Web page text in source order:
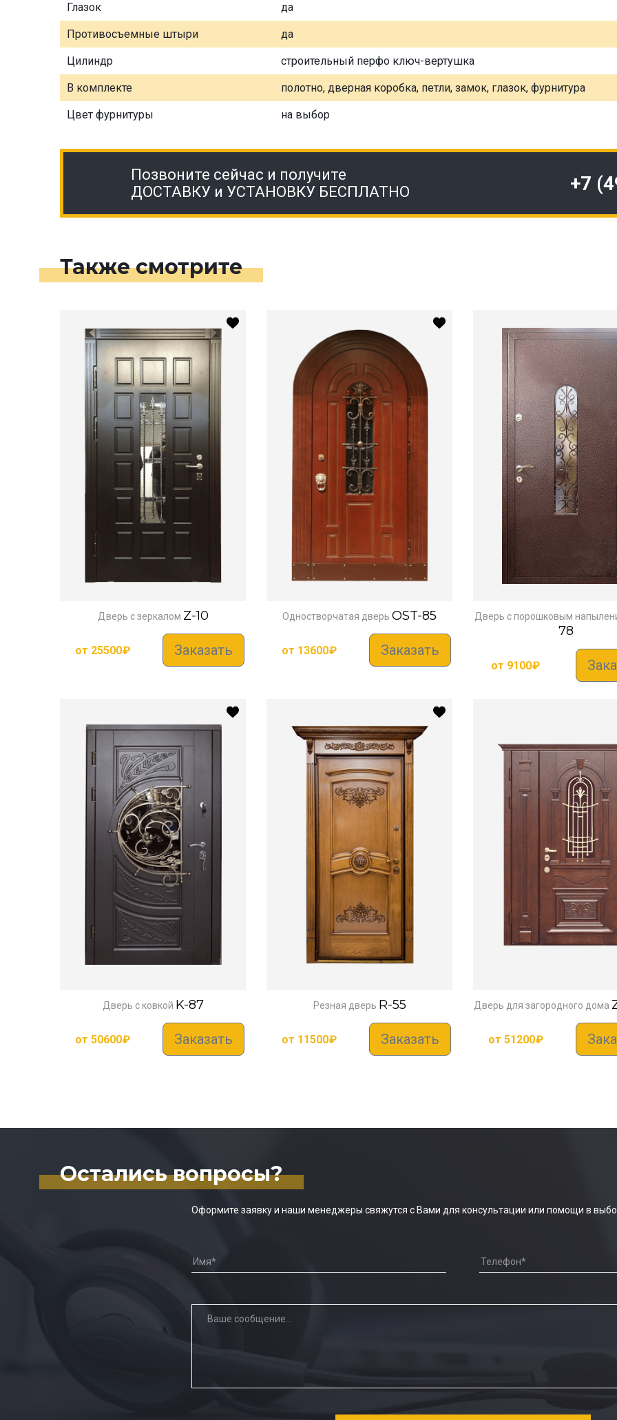
Глазок да
Противосъемные штыри да
Цилиндр строительный перфо ключ-вертушка
В комплекте полотно, дверная коробка, петли, замок, глазок, фурнитура
Цвет фурнитуры на выбор
Позвоните сейчас и получите
ДОСТАВКУ и УСТАНОВКУ БЕСПЛАТНО
+7
Также смотрите
Дверь с зеркалом Z-10
от 25500₽ Заказать
Одностворчатая дверь OST-85
от 13600₽ Заказать
Дверь с порошковым
78
от 9100₽
Дверь с ковкой K-87
от 50600₽ Заказать
Резная дверь R-55
от 11500₽ Заказать
Дверь для загородного дома
от 51200₽
Остались вопросы?
Оформите заявку и наши менеджеры свяжутся с Вами для консультации или помощи в